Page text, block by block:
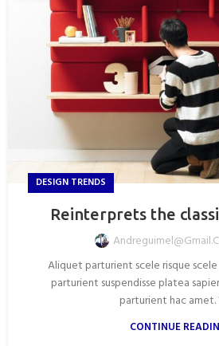
DESIGN TRENDS
Reinterprets the
Aliquet parturient scele risque
parturient suspendisse platea
parturient hac amet.
CONTINUE